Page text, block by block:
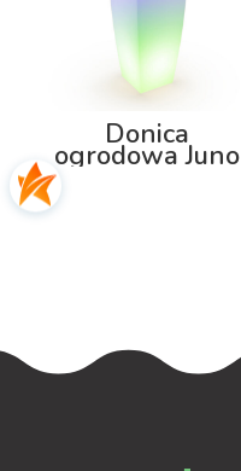
Donica
ogrodowa Juno
podświetleniem